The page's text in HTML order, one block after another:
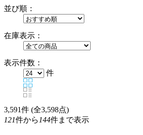
並び順：
在庫表示：
表示件数：
件
3,591件 (全3,598点)
121件から 144件まで表示